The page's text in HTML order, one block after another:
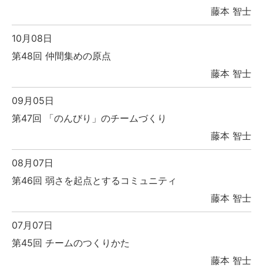
藤本 智士
10月08日
第48回 仲間集めの原点
藤本 智士
09月05日
第47回 「のんびり」のチームづくり
藤本 智士
08月07日
第46回 弱さを起点とするコミュニティ
藤本 智士
07月07日
第45回 チームのつくりかた
藤本 智士